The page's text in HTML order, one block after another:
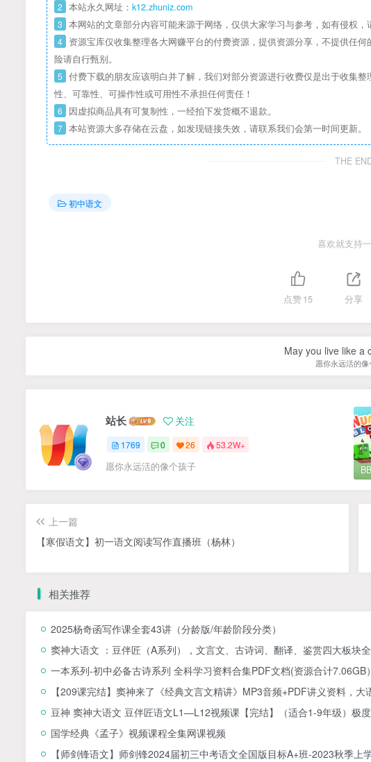
2 本站永久网址： k12.zhuniz.com
3 本网站的文章部分内容可能来源于网络，仅供大家学习与参考，如有侵权，
4 资源宝库仅收集整理各大网赚平台的付费资源，提供资源分享，不提供任
险请自行甄别。
5 付费下载的朋友应该明白并了解，我们对部分资源进行收费仅是出于收集
性、可靠性、可操作性或可用性不承担任何责任！
6 因虚拟商品具有可复制性，一经拍下发货概不退款。
7 本站资源大多存储在云盘，如发现链接失效，请联系我们会第一时间更新。
THE
初中语文
喜欢就支持
点赞15 分享
May you live like a
愿你永远活的
站长 关注
1769 0 26 53.2W+
愿你永远活的像个孩子
上一篇
【寒假语文】初一语文阅读写作直播班（杨林）
相关推荐
2025杨奇函写作课全套43讲（分龄版/年龄阶段分类）
窦神大语文 ：豆伴匠（A系列），文言文、古诗词、翻译、鉴赏四大板块
一本系列-初中必备古诗系列 全科学习资料合集PDF文档(资源合计7.06GB）
【209课完结】窦神来了《经典文言文精讲》MP3音频+PDF讲义资料，
豆神 窦神大语文 豆伴匠语文L1—L12视频课【完结】（适合1-9年级）极
国学经典《孟子》视频课程全集网课视频
【师剑锋语文】师剑锋2024届初三中考语文全国版目标A+班-2023秋季上